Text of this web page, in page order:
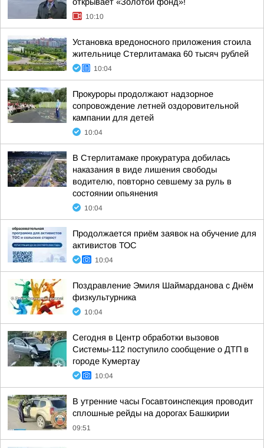
10:10
Установка вредоносного приложения стоила
жительнице Стерлитамака 60 тысяч рублей
10:04
Прокуроры продолжают надзорное
сопровождение летней оздоровительной
кампании для детей
10:04
В Стерлитамаке прокуратура добилась
наказания в виде лишения свободы
водителю, повторно севшему за руль в
состоянии опьянения
10:04
Продолжается приём заявок на обучение для
активистов ТОС
10:04
Поздравление Эмиля Шаймарданова с Днём
физкультурника
10:04
Сегодня в Центр обработки вызовов
Системы-112 поступило сообщение о ДТП в
городе Кумертау
10:04
В утренние часы Госавтоинспекция проводит
сплошные рейды на дорогах Башкирии
09:51